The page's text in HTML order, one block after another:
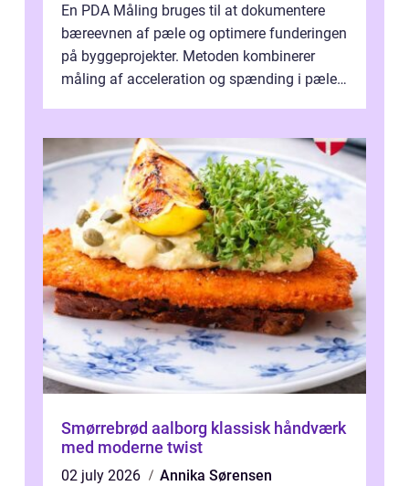
En PDA Måling bruges til at dokumentere
bæreevnen af pæle og optimere funderingen
på byggeprojekter. Metoden kombinerer
måling af acceleration og spænding i pælen,
Smørrebrød aalborg klassisk håndværk
med moderne twist
02 july 2026
Annika Sørensen